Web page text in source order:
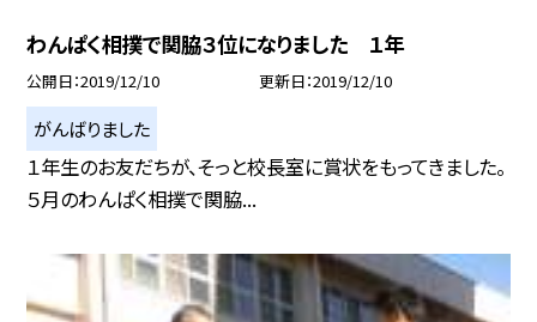
わんぱく相撲で関脇３位になりました １年
公開日 2019/12/10 更新日 2019/12/10
がんばりました
１年生のお友だちが、そっと校長室に賞状をもってきました。
５月のわんぱく相撲で関脇...